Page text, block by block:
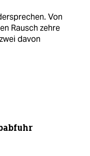
Von
Rausch zehre
davon